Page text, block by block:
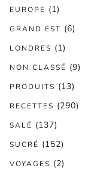
EUROPE (1)
GRAND EST (6)
LONDRES (1)
NON CLASSÉ (9)
PRODUITS (13)
RECETTES (290)
SALÉ (137)
SUCRÉ (152)
VOYAGES (2)